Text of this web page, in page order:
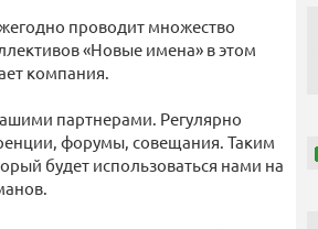
проводит множество
«Новые имена» в этом
компания.
партнерами. Регулярно
форумы, совещания. Таким
будет использоваться нами на